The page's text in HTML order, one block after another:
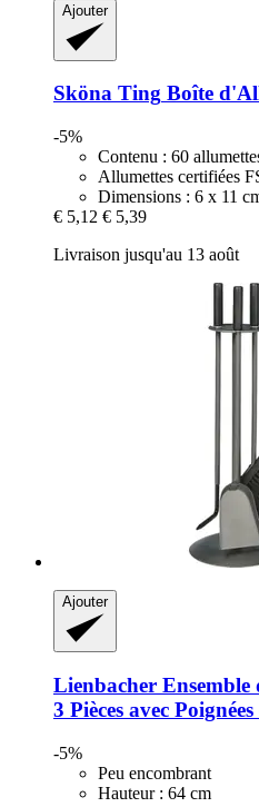
Ajouter
Sköna Ting Boîte
-5%
Contenu : 60
Allumettes certifiées
Dimensions : 6 x 11
€ 5,12 € 5,39
Livraison jusqu'au 13 août
Ajouter
Lienbacher Ensemble
3 Pièces avec
-5%
Peu encombrant
Hauteur : 64 cm